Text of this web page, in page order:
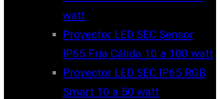
watt
Proyector LED SEC Sensor
IP65 Fría Cálida 10 a 100 watt
Proyector LED SEC IP65 RGB
Smart 10 a 50 watt